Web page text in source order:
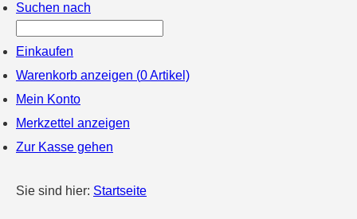
Suchen nach
Einkaufen
Warenkorb anzeigen (0Artikel)
Mein Konto
Merkzettel anzeigen
Zur Kasse gehen
Sie sind hier: Startseite